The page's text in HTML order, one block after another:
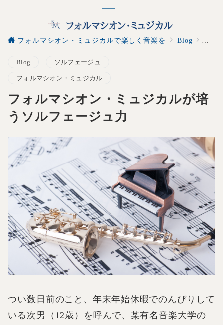
フォルマシオン・ミュジカルで楽しく音楽を Blog
Blog ソルフェージュ
フォルマシオン・ミュジカル
フォルマシオン・ミュジカルが培
うソルフェージュ力
つい数日前のこと、年末年始休暇でのんびりして
いる次男（12歳）を呼んで、某有名音楽大学の